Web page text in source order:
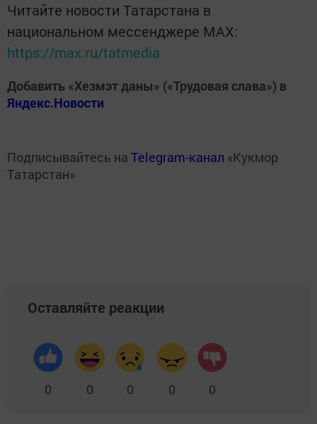
Читайте новости Татарстана в
национальном мессенджере MАХ:
https://max.ru/tatmedia
Добавить «Хезмэт даны» («Трудовая слава») в
Яндекс.Новости
Подписывайтесь на Telegram-канал «Кукмор
Татарстан»
Оставляйте реакции
0 0 0 0 0